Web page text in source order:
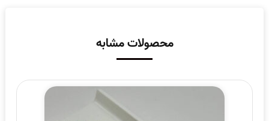
محصولات مشابه